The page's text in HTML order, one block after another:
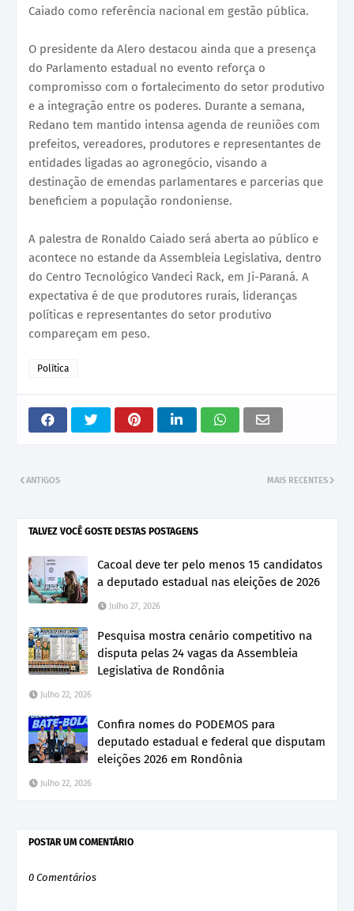
Caiado como referência nacional em gestão pública.
O presidente da Alero destacou ainda que a presença
do Parlamento estadual no evento reforça o
compromisso com o fortalecimento do setor produtivo
e a integração entre os poderes. Durante a semana,
Redano tem mantido intensa agenda de reuniões com
prefeitos, vereadores, produtores e representantes de
entidades ligadas ao agronegócio, visando a
destinação de emendas parlamentares e parcerias que
beneficiem a população rondoniense.
A palestra de Ronaldo Caiado será aberta ao público e
acontece no estande da Assembleia Legislativa, dentro
do Centro Tecnológico Vandeci Rack, em Ji-Paraná. A
expectativa é de que produtores rurais, lideranças
políticas e representantes do setor produtivo
compareçam em peso.
Política
MAIS RECENTES
ANTIGOS
TALVEZ VOCÊ GOSTE DESTAS POSTAGENS
Cacoal deve ter pelo menos 15 candidatos
a deputado estadual nas eleições de 2026
Julho 27, 2026
Pesquisa mostra cenário competitivo na
disputa pelas 24 vagas da Assembleia
Legislativa de Rondônia
Julho 22, 2026
Confira nomes do PODEMOS para
deputado estadual e federal que disputam
eleições 2026 em Rondônia
Julho 22, 2026
POSTAR UM COMENTÁRIO
0 Comentários